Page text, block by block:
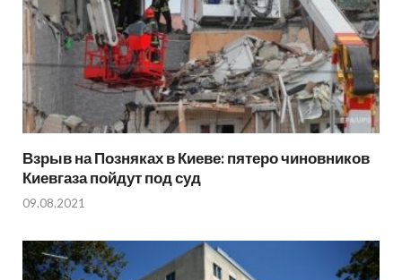
Взрыв на Позняках в Киеве: пятеро чиновников
Киевгаза пойдут под суд
09.08.2021